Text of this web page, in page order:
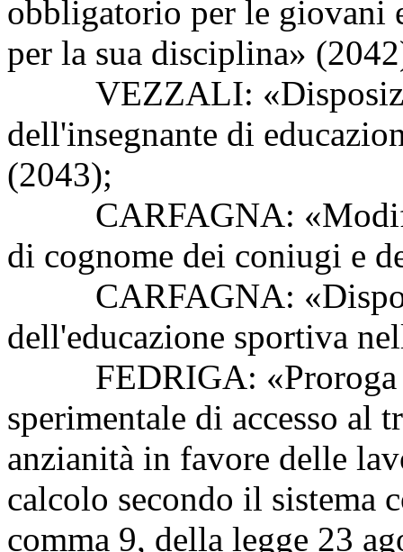
obbligatorio per le giovani
per la sua disciplina»
VEZZALI:
dell'insegnante di
(2043);
CARFAGNA:
di cognome dei coniugi e
CARFAGNA:
dell'educazione sportiva
FEDRIGA: «Proroga
sperimentale di accesso al
anzianità in favore delle
calcolo secondo il
comma 9, della legge 23